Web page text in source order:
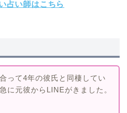
占い師はこちら
って4年の彼氏と同棲してい
に元彼からLINEがきました。